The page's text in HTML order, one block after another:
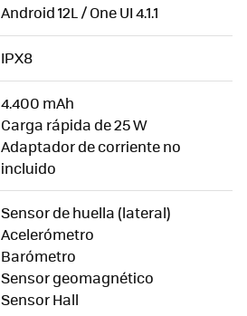
Android 12L / One UI 4.1.1
IPX8
4.400 mAh
Carga rápida de 25 W
Adaptador de corriente no
incluido
Sensor de huella (lateral)
Acelerómetro
Barómetro
Sensor geomagnético
Sensor Hall